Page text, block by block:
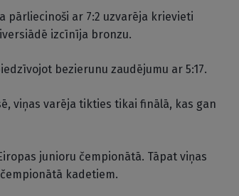
pārliecinoši ar 7:2 uzvarēja krievieti
izcīnīja bronzu.
bezierunu zaudējumu ar 5:17.
viņas varēja tikties tikai finālā, kas gan
junioru čempionātā. Tāpat viņas
kadetiem.